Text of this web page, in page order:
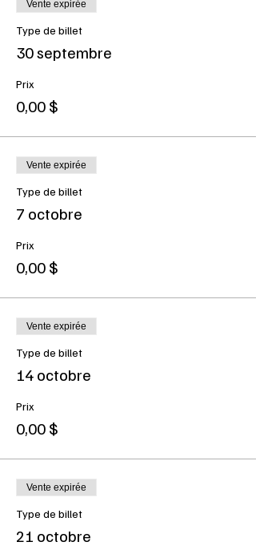
Vente expirée
Type de billet
30 septembre
Prix
0,00 $
Vente expirée
Type de billet
7 octobre
Prix
0,00 $
Vente expirée
Type de billet
14 octobre
Prix
0,00 $
Vente expirée
Type de billet
21 octobre